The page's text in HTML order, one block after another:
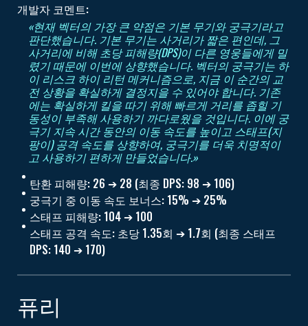
개발자 코멘트:
«현재 벡터의 가장 큰 약점은 기본 무기와 궁극기라고
판단했습니다. 기본 무기는 사거리가 짧은 편인데, 그
사거리에 비해 초당 피해량(DPS)이 다른 영웅들에게 밀
렸기 때문에 이번에 상향했습니다. 벡터의 궁극기는 하
이 리스크 하이 리턴 메커니즘으로, 지금 이 순간의 교
전 상황을 확실하게 결정지을 수 있어야 합니다. 기존
에는 확실하게 킬을 따기 위해 빠르게 거리를 좁힐 기
동성이 부족해 사용하기 까다로웠을 것입니다. 이에 궁
극기 지속 시간 동안의 이동 속도를 높이고 스태프(지
팡이) 공격 속도를 상향하여, 궁극기를 더욱 치명적이
고 사용하기 편하게 만들었습니다.»
탄환 피해량: 26 ➔ 28 (최종 DPS: 98 ➔ 106)
궁극기 중 이동 속도 보너스: 15% ➔ 25%
스태프 피해량: 104 ➔ 100
스태프 공격 속도: 초당 1.35회 ➔ 1.7회 (최종 스태프
DPS: 140 ➔ 170)
퓨리